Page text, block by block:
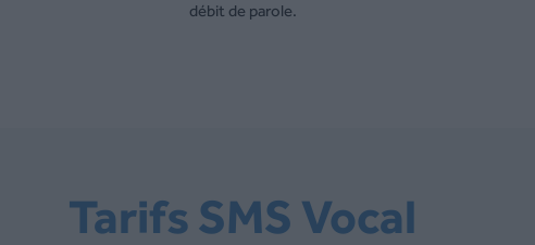
débit de parole.
Tarifs SMS Vocal